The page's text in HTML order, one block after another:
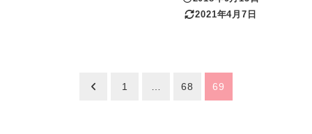
投稿日
更新日
2021年4月7日
1 68 69